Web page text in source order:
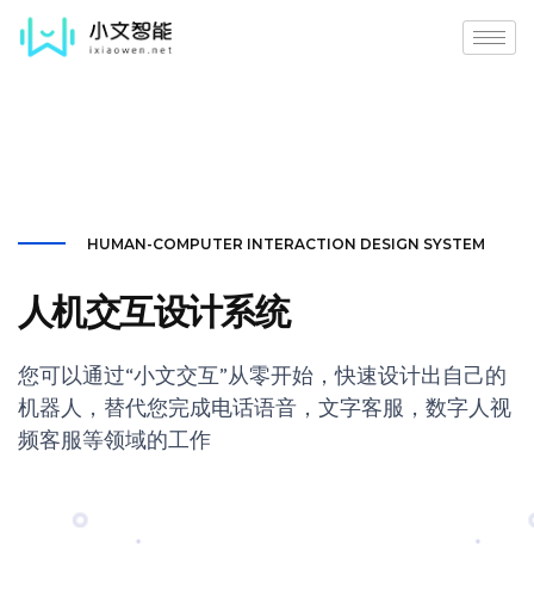
HUMAN-COMPUTER INTERACTION DESIGN SYSTEM
人机交互设计系统
您可以通过“小文交互”从零开始，快速设计出自己的
机器人，替代您完成电话语音，文字客服，数字人视
频客服等领域的工作